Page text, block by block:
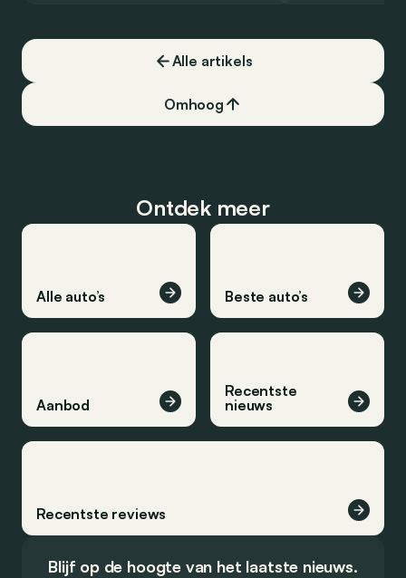
Alle artikels
Omhoog
Ontdek meer
Alle auto’s Beste auto’s
Aanbod
Recentste
nieuws
Recentste reviews
Blijf op de hoogte van het laatste nieuws.